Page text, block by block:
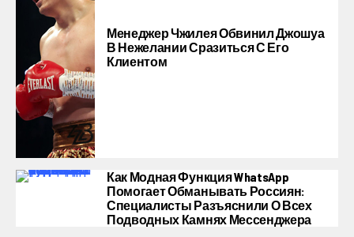
Менеджер Чжилея Обвинил Джошуа
В Нежелании Сразиться С Его
Клиентом
Как Модная Функция WhatsApp
Помогает Обманывать Россиян:
Специалисты Разъяснили О Всех
Подводных Камнях Мессенджера